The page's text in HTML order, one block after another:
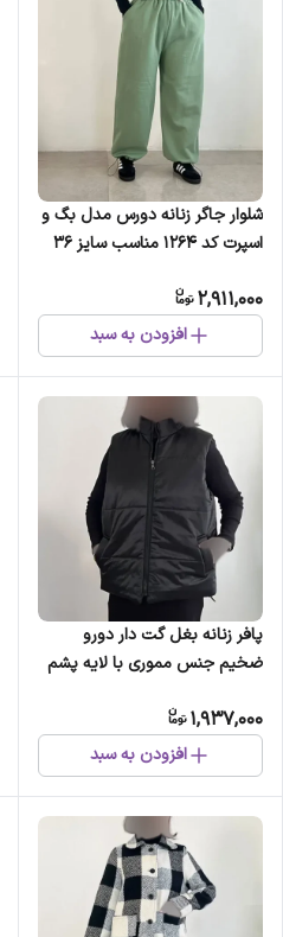
شلوار جاگر زنانه دورس مدل بگ و
اسپرت کد 1264 مناسب سایز 36
2,911,000
افزودن به سبد
پافر زنانه بغل گت دار دورو
ضخیم جنس مموری با لایه پشم
1,937,000
افزودن به سبد